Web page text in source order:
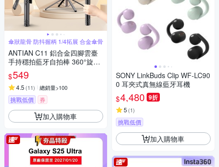
傘狀龍骨 防抖握柄 1/4拓展 合金傘骨
ANTIAN C11 鋁合金四腳雲臺
手持穩拍藍牙自拍棒 360°旋轉
直播攝影四腳架 折疊收納旅行
自拍棒 185cm
$549
4.5 (11) 總銷量>100
挑戰低價 券
加入購物車
SONY LinkBuds Clip WF-LC90
0 耳夾式真無線藍牙耳機
$4,480 9折
5 (1)
挑戰低價
加入購物車